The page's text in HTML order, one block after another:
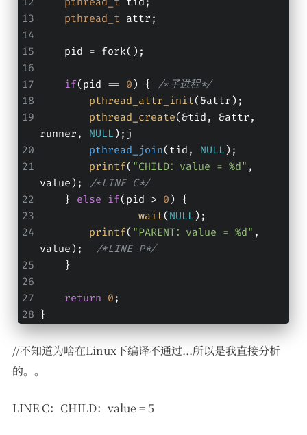
pthread_t attr;
    pid = fork();
if(pid == 0) {
/*子进程*/
pthread_attr_init(&attr);
pthread_create(&tid, &attr,
runner, NULL); j
pthread_join(tid, NULL) ;
printf( "CHILD：value = %d" ,
value);
/*LINE C*/
    }
else if(pid > 0) {
wait(NULL);
printf( "PARENT：value = %d" ,
value);
/*LINE P*/
    }
return 0 ;
}
//不知道为啥在Linux下编译不通过...所以是我直接分析
的。。
LINE C：CHILD：value = 5